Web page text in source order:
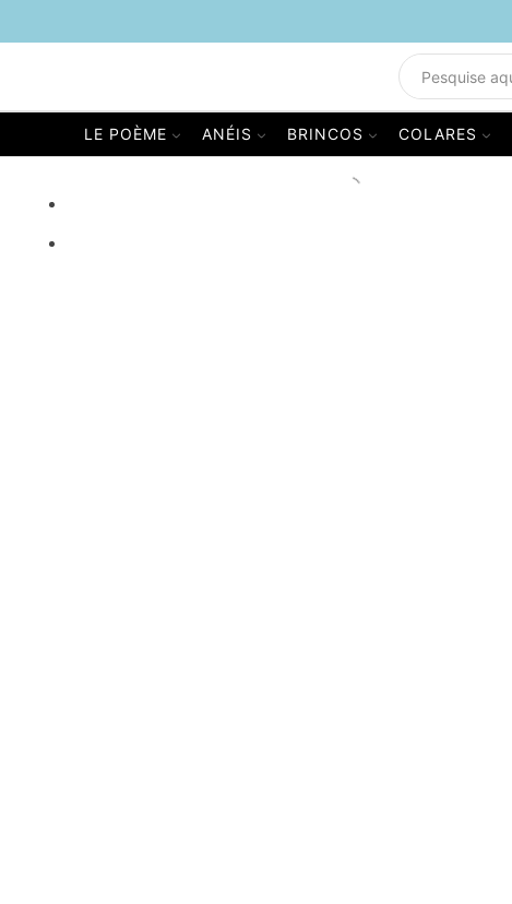
LE POÈME ANÉIS BRINCOS COLARES